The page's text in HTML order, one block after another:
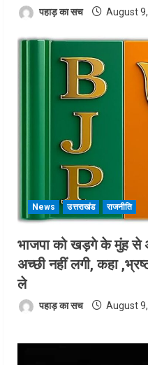
पहाड़ का सच August
News उत्तराखंड राजनीति
भाजपा को खड़गे के मुंह से
अच्छी नहीं लगी, कहा
ले
पहाड़ का सच August